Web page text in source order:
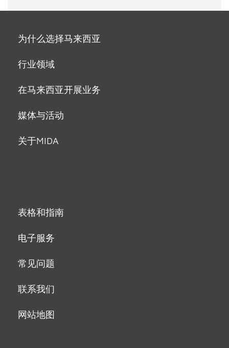
为什么选择马来西亚
行业领域
在马来西亚开展业务
媒体与活动
关于MIDA
表格和指南
电子服务
常见问题
联系我们
网站地图